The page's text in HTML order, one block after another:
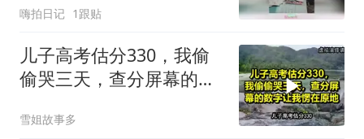
嗨拍日记 1跟贴
儿子高考估分330，我偷
偷哭三天，查分屏幕的数
雪姐故事多